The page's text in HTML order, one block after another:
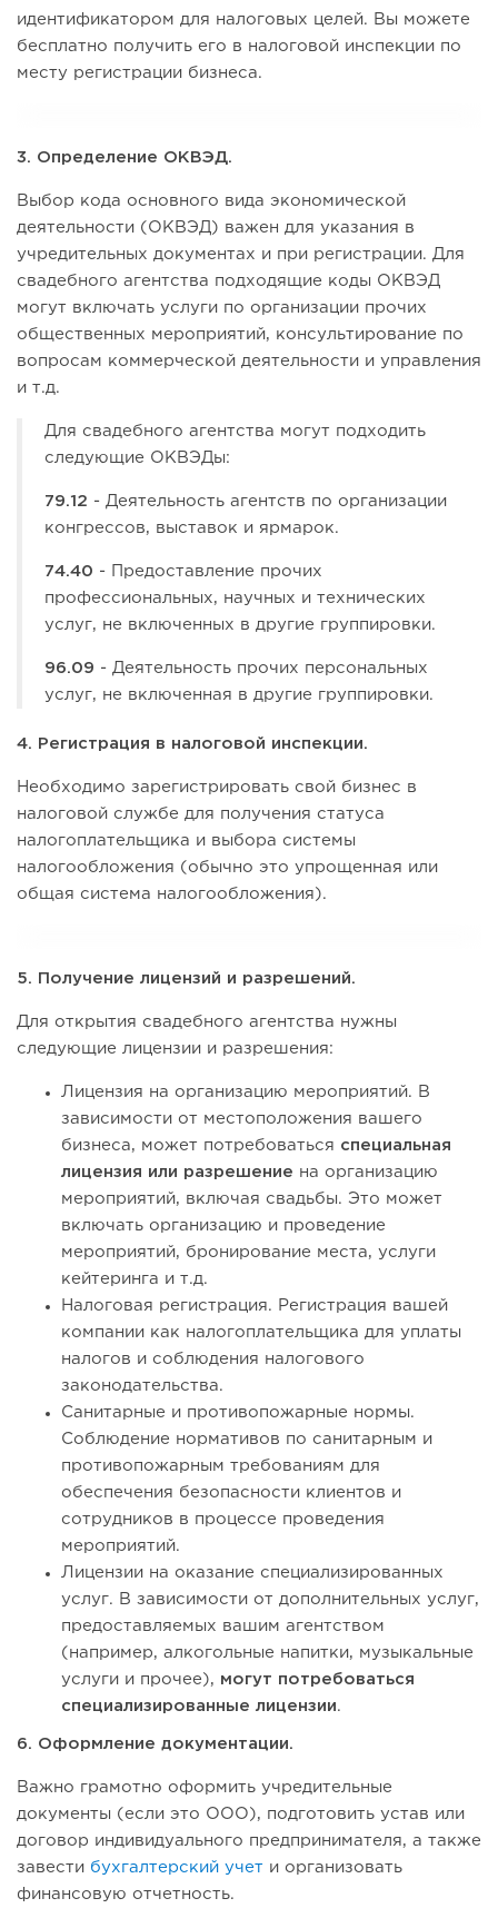
идентификатором для налоговых целей. Вы можете
бесплатно получить его в налоговой инспекции по
месту регистрации бизнеса.
3. Определение ОКВЭД.
Выбор кода основного вида экономической
деятельности (ОКВЭД) важен для указания в
учредительных документах и при регистрации. Для
свадебного агентства подходящие коды ОКВЭД
могут включать услуги по организации прочих
общественных мероприятий, консультирование по
вопросам коммерческой деятельности и управления
и т.д.
Для свадебного агентства могут подходить
следующие ОКВЭДы:
79.12 - Деятельность агентств по организации
конгрессов, выставок и ярмарок.
74.40 - Предоставление прочих
профессиональных, научных и технических
услуг, не включенных в другие группировки.
96.09 - Деятельность прочих персональных
услуг, не включенная в другие группировки.
4. Регистрация в налоговой инспекции.
Необходимо зарегистрировать свой бизнес в
налоговой службе для получения статуса
налогоплательщика и выбора системы
налогообложения (обычно это упрощенная или
общая система налогообложения).
5. Получение лицензий и разрешений.
Для открытия свадебного агентства нужны
следующие лицензии и разрешения:
Лицензия на организацию мероприятий. В
зависимости от местоположения вашего
бизнеса, может потребоваться специальная
лицензия или разрешение на организацию
мероприятий, включая свадьбы. Это может
включать организацию и проведение
мероприятий, бронирование места, услуги
кейтеринга и т.д.
Налоговая регистрация. Регистрация вашей
компании как налогоплательщика для уплаты
налогов и соблюдения налогового
законодательства.
Санитарные и противопожарные нормы.
Соблюдение нормативов по санитарным и
противопожарным требованиям для
обеспечения безопасности клиентов и
сотрудников в процессе проведения
мероприятий.
Лицензии на оказание специализированных
услуг. В зависимости от дополнительных услуг,
предоставляемых вашим агентством
(например, алкогольные напитки, музыкальные
услуги и прочее), могут потребоваться
специализированные лицензии.
6. Оформление документации.
Важно грамотно оформить учредительные
документы (если это ООО), подготовить устав или
договор индивидуального предпринимателя, а также
завести бухгалтерский учет и организовать
финансовую отчетность.